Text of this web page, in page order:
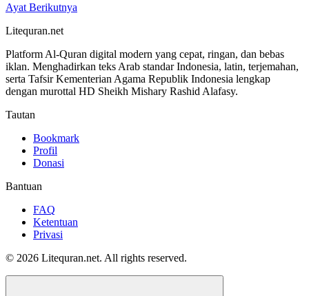
Ayat Berikutnya
Litequran.net
Platform Al-Quran digital modern yang cepat, ringan, dan bebas
iklan. Menghadirkan teks Arab standar Indonesia, latin, terjemahan,
serta Tafsir Kementerian Agama Republik Indonesia lengkap
dengan murottal HD Sheikh Mishary Rashid Alafasy.
Tautan
Bookmark
Profil
Donasi
Bantuan
FAQ
Ketentuan
Privasi
© 2026 Litequran.net. All rights reserved.